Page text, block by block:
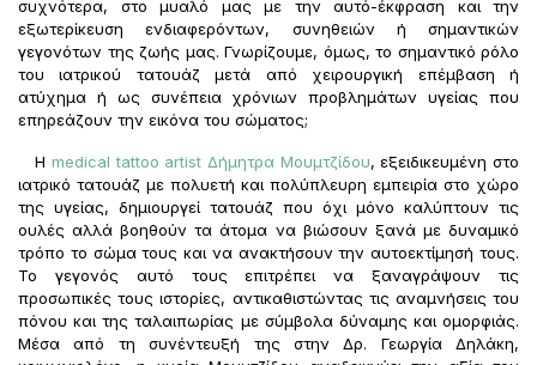
συχνότερα, στο μυαλό μας με την αυτό-έκφραση και την
εξωτερίκευση ενδιαφερόντων, συνηθειών ή σημαντικών
γεγονότων της ζωής μας. Γνωρίζουμε, όμως, το σημαντικό ρόλο
του ιατρικού τατουάζ μετά από χειρουργική επέμβαση ή
ατύχημα ή ως συνέπεια χρόνιων προβλημάτων υγείας που
επηρεάζουν την εικόνα του σώματος;
Η medical tattoo artist Δήμητρα Μουμτζίδου, εξειδικευμένη στο
ιατρικό τατουάζ με πολυετή και πολύπλευρη εμπειρία στο χώρο
της υγείας, δημιουργεί τατουάζ που όχι μόνο καλύπτουν τις
ουλές αλλά βοηθούν τα άτομα να βιώσουν ξανά με δυναμικό
τρόπο το σώμα τους και να ανακτήσουν την αυτοεκτίμησή τους.
Το γεγονός αυτό τους επιτρέπει να ξαναγράψουν τις
προσωπικές τους ιστορίες, αντικαθιστώντας τις αναμνήσεις του
πόνου και της ταλαιπωρίας με σύμβολα δύναμης και ομορφιάς.
Μέσα από τη συνέντευξή της στην Δρ. Γεωργία Δηλάκη,